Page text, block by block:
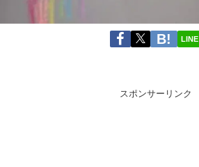
LINE
スポンサーリンク